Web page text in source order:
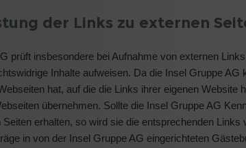
der Links zu externen
prüft insbesondere bei Aufnahme von externen
Inhalte aufweisen. Da die Insel Gruppe AG
hat, auf die die Links ihrer eigenen Website
übernehmen. Sollte die Insel Gruppe AG
erhalten, so wird sie die entsprechenden
in von der Insel Gruppe AG eingerichteten